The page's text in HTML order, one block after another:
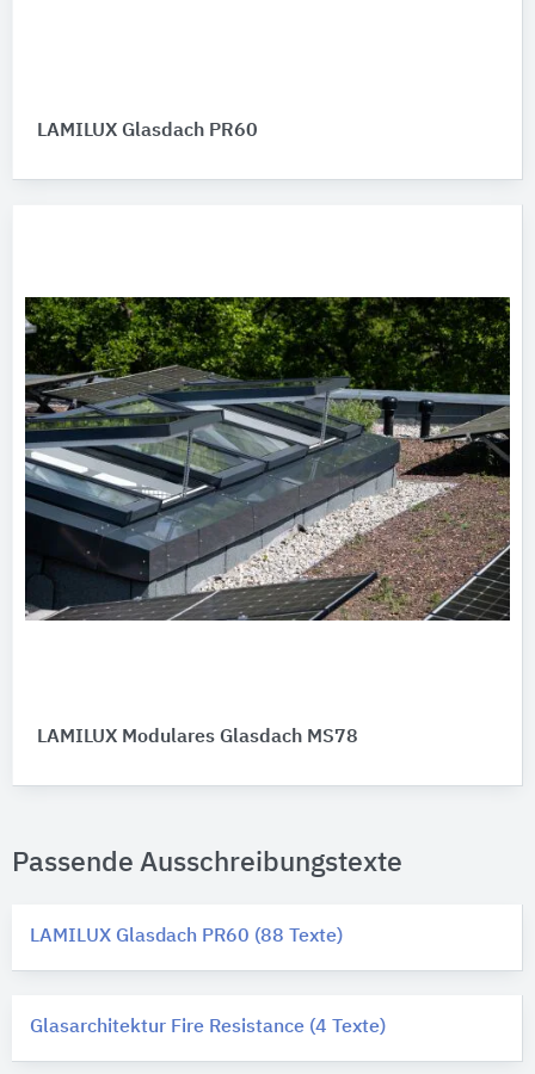
LAMILUX Glasdach PR60
LAMILUX Modulares Glasdach MS78
Passende Ausschreibungstexte
LAMILUX Glasdach PR60 (88 Texte)
Glasarchitektur Fire Resistance (4 Texte)